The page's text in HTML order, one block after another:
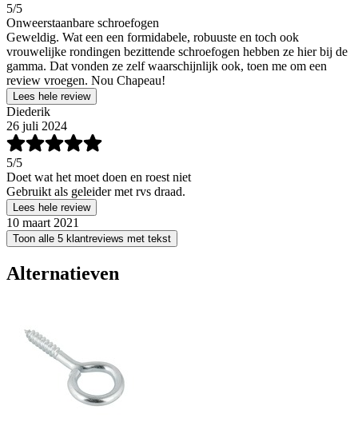
5/5
Onweerstaanbare schroefogen
Geweldig. Wat een een formidabele, robuuste en toch ook
vrouwelijke rondingen bezittende schroefogen hebben ze hier bij de
gamma. Dat vonden ze zelf waarschijnlijk ook, toen me om een
review vroegen. Nou Chapeau!
Lees hele review
Diederik
26 juli 2024
5/5
Doet wat het moet doen en roest niet
Gebruikt als geleider met rvs draad.
Lees hele review
10 maart 2021
Toon alle 5 klantreviews met tekst
Alternatieven